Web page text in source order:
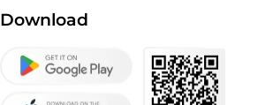
Download